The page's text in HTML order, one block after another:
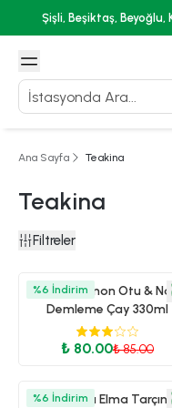
Şişli, Beşiktaş,
Ana Sayfa Teakina
Teakina
Filtreler
%6 İndirim
Teakina Limon Otu &
Demleme Çay 330ml
₺ 80.00₺ 85.00
%6 İndirim
Teakina Elma Tarçın